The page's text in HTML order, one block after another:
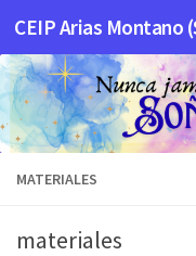
Saltar al contenido
CEIP Arias Montano
MATERIALES
materiales